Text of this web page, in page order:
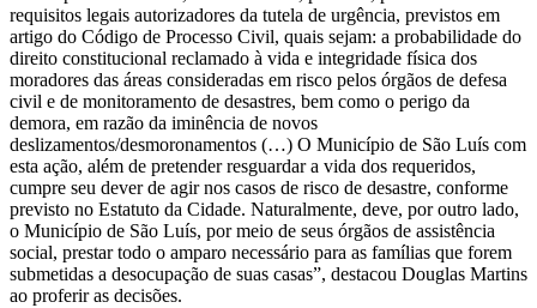
requisitos legais autorizadores da tutela de urgência, previstos em
artigo do Código de Processo Civil, quais sejam: a probabilidade do
direito constitucional reclamado à vida e integridade física dos
moradores das áreas consideradas em risco pelos órgãos de defesa
civil e de monitoramento de desastres, bem como o perigo da
demora, em razão da iminência de novos
deslizamentos/desmoronamentos (…) O Município de São Luís com
esta ação, além de pretender resguardar a vida dos requeridos,
cumpre seu dever de agir nos casos de risco de desastre, conforme
previsto no Estatuto da Cidade. Naturalmente, deve, por outro lado,
o Município de São Luís, por meio de seus órgãos de assistência
social, prestar todo o amparo necessário para as famílias que forem
submetidas a desocupação de suas casas”, destacou Douglas Martins
ao proferir as decisões.